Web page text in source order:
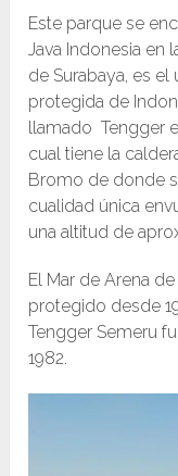
Este parque se
Java Indonesia en
de Surabaya, es
protegida de
llamado Tengger
cual tiene la
Bromo de donde
cualidad única
una altitud de
El Mar de Arena
protegido desde
Tengger Semeru
1982.